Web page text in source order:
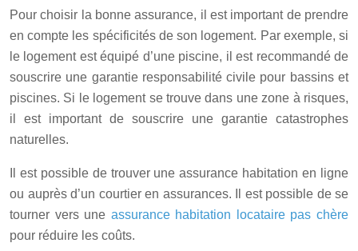
Pour choisir la bonne assurance, il est important de prendre
en compte les spécificités de son logement. Par exemple, si
le logement est équipé d’une piscine, il est recommandé de
souscrire une garantie responsabilité civile pour bassins et
piscines. Si le logement se trouve dans une zone à risques,
il est important de souscrire une garantie catastrophes
naturelles.
Il est possible de trouver une assurance habitation en ligne
ou auprès d’un courtier en assurances. Il est possible de se
tourner vers une assurance habitation locataire pas chère
pour réduire les coûts.